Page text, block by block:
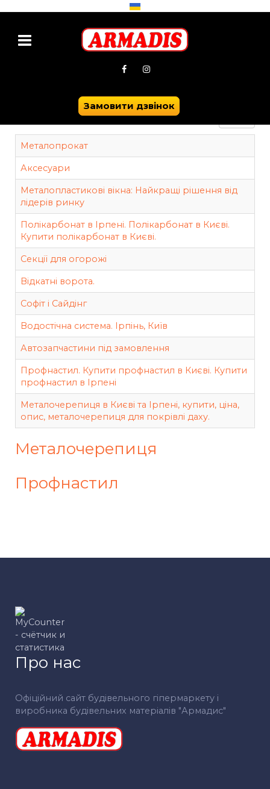
Замовити дзвінок
Ви тут: Головна Продукція
Металопрокат
Аксесуари
Металопластикові вікна: Найкращі рішення від
лідерів ринку
Полікарбонат в Ірпені. Полікарбонат в Києві.
Купити полікарбонат в Києві.
Секції для огорожі
Відкатні ворота.
Софіт і Сайдінг
Водостічна система. Ірпінь, Київ
Автозапчастини під замовлення
Профнастил. Купити профнастил в Києві. Купити
профнастил в Ірпені
Металочерепиця в Києві та Ірпені, купити, ціна,
опис, металочерепиця для покрівлі даху.
Металочерепиця
Профнастил
Про нас
Офіційний сайт будівельного гіпермаркету і
виробника будівельних матеріалів "Армадис"